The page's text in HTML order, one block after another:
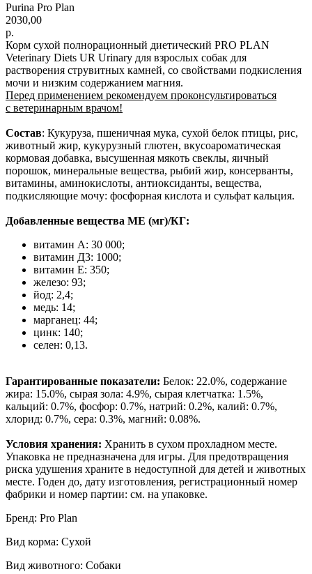
Purina Pro Plan
2030,00
р.
Корм сухой полнорационный диетический PRO PLAN
Veterinary Diets UR Urinary для взрослых собак для
растворения струвитных камней, со свойствами подкисления
мочи и низким содержанием магния.
Перед применением рекомендуем проконсультироваться
с ветеринарным врачом!
Состав: Кукуруза, пшеничная мука, сухой белок птицы, рис,
животный жир, кукурузный глютен, вкусоароматическая
кормовая добавка, высушенная мякоть свеклы, яичный
порошок, минеральные вещества, рыбий жир, консерванты,
витамины, аминокислоты, антиоксиданты, вещества,
подкисляющие мочу: фосфорная кислота и сульфат кальция.
Добавленные вещества МЕ (мг)/КГ:
витамин А: 30 000;
витамин Д3: 1000;
витамин E: 350;
железо: 93;
йод: 2,4;
медь: 14;
марганец: 44;
цинк: 140;
селен: 0,13.
Гарантированные показатели: Белок: 22.0%, содержание
жира: 15.0%, сырая зола: 4.9%, сырая клетчатка: 1.5%,
кальций: 0.7%, фосфор: 0.7%, натрий: 0.2%, калий: 0.7%,
хлорид: 0.7%, сера: 0.3%, магний: 0.08%.
Условия хранения: Хранить в сухом прохладном месте.
Упаковка не предназначена для игры. Для предотвращения
риска удушения храните в недоступной для детей и животных
месте. Годен до, дату изготовления, регистрационный номер
фабрики и номер партии: см. на упаковке.
Бренд: Pro Plan
Вид корма: Сухой
Вид животного: Собаки